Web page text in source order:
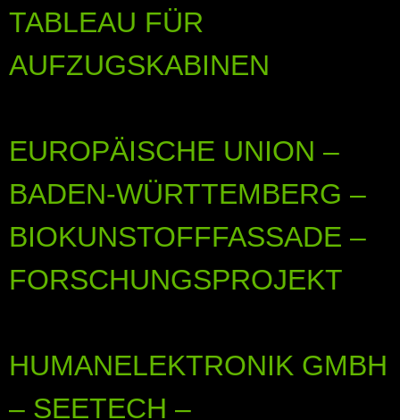
TABLEAU FÜR
AUFZUGSKABINEN
EUROPÄISCHE UNION –
BADEN-WÜRTTEMBERG –
BIOKUNSTOFFFASSADE –
FORSCHUNGSPROJEKT
HUMANELEKTRONIK GMBH
– SEETECH –